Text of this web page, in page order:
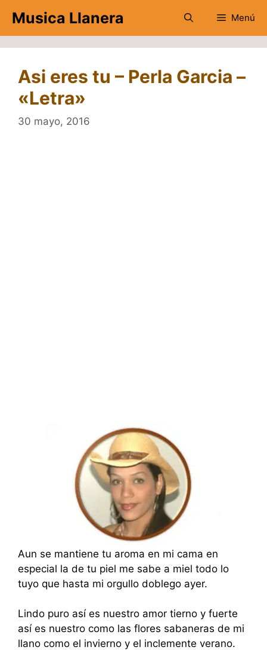
contenido
Musica Llanera Menú
Asi eres tu – Perla Garcia –
«Letra»
30 mayo, 2016
Aun se mantiene tu aroma en mi cama en
especial la de tu piel me sabe a miel todo lo
tuyo que hasta mi orgullo doblego ayer.
Lindo puro así es nuestro amor tierno y fuerte
así es nuestro como las flores sabaneras de mi
llano como el invierno y el inclemente verano.